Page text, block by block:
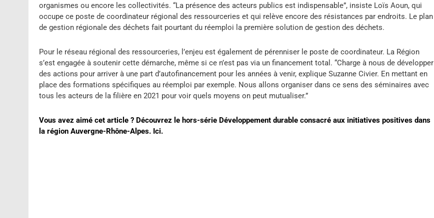
organismes ou encore les collectivités. “La présence des acteurs publics est indispensable”, insiste Loïs Aoun, qui
occupe ce poste de coordinateur régional des ressourceries et qui relève encore des résistances par endroits. Le plan
de gestion régionale des déchets fait pourtant du réemploi la première solution de gestion des déchets.
Pour le réseau régional des ressourceries, l’enjeu est également de pérenniser le poste de coordinateur. La Région
s’est engagée à soutenir cette démarche, même si ce n’est pas via un financement total. “Charge à nous de développer
des actions pour arriver à une part d’autofinancement pour les années à venir, explique Suzanne Civier. En mettant en
place des formations spécifiques au réemploi par exemple. Nous allons organiser dans ce sens des séminaires avec
tous les acteurs de la filière en 2021 pour voir quels moyens on peut mutualiser.”
Vous avez aimé cet article ? Découvrez le hors-série Développement durable consacré aux initiatives positives dans
la région Auvergne-Rhône-Alpes. Ici.